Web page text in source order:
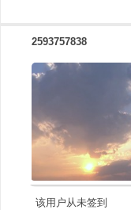
2593757838
该用户从未签到